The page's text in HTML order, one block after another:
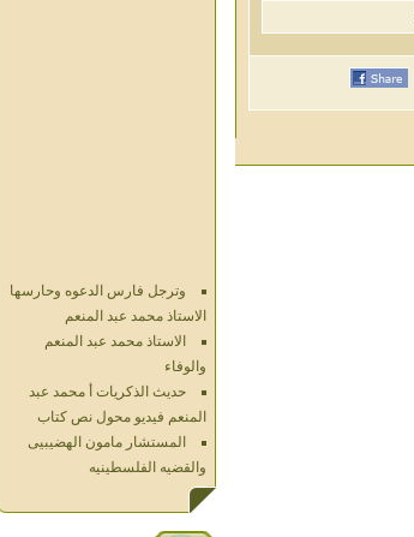
الاستاذ محمد عبد المنعم
والوفاء
حديث الذكريات أ محمد عبد
المنعم فيديو محول نص كتاب
المستشار مامون الهضيبيى
والقضيه الفلسطينيه
العداله الغائبه 1000 شهيد
فلسطين ده كان زمان